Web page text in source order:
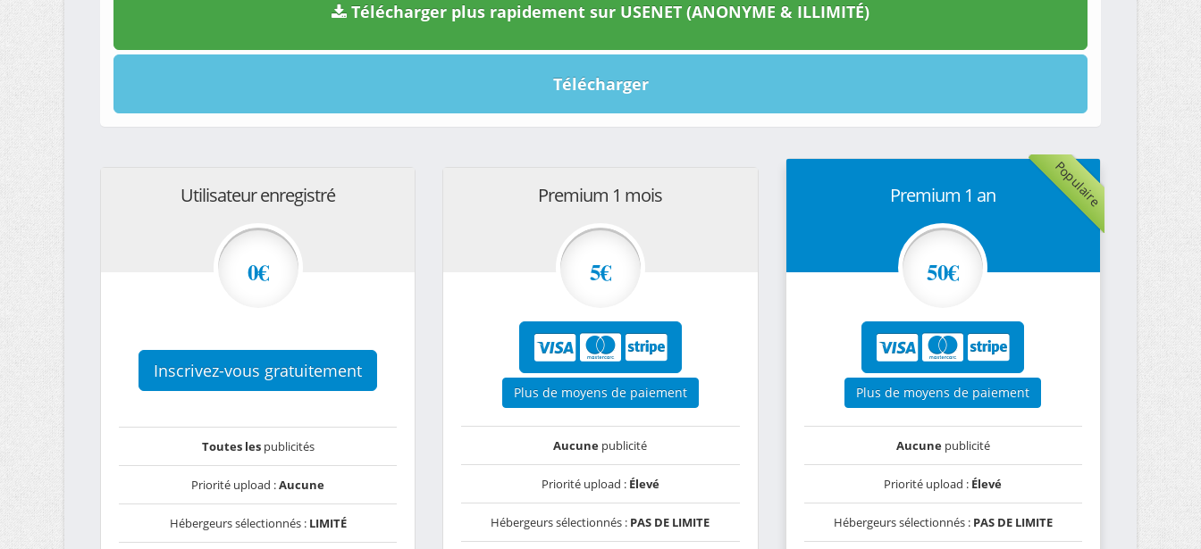
Télécharger plus rapidement sur USENET (ANONYME & ILLIMITÉ)
Télécharger
Utilisateur enregistré
0€
Inscrivez-vous gratuitement
Toutes lespublicités
Priorité upload :Aucune
Hébergeurs sélectionnés : LIMITÉ
Premium 1 mois
5€
Plus de moyens de paiement
Aucune publicité
Priorité upload : Élevé
Hébergeurs sélectionnés : PAS DE LIMITE
Populaire
Premium 1 an
50€
Plus de moyens de paiement
Aucunepublicité
Priorité upload : Élevé
Hébergeurs sélectionnés : PAS DE LIMITE